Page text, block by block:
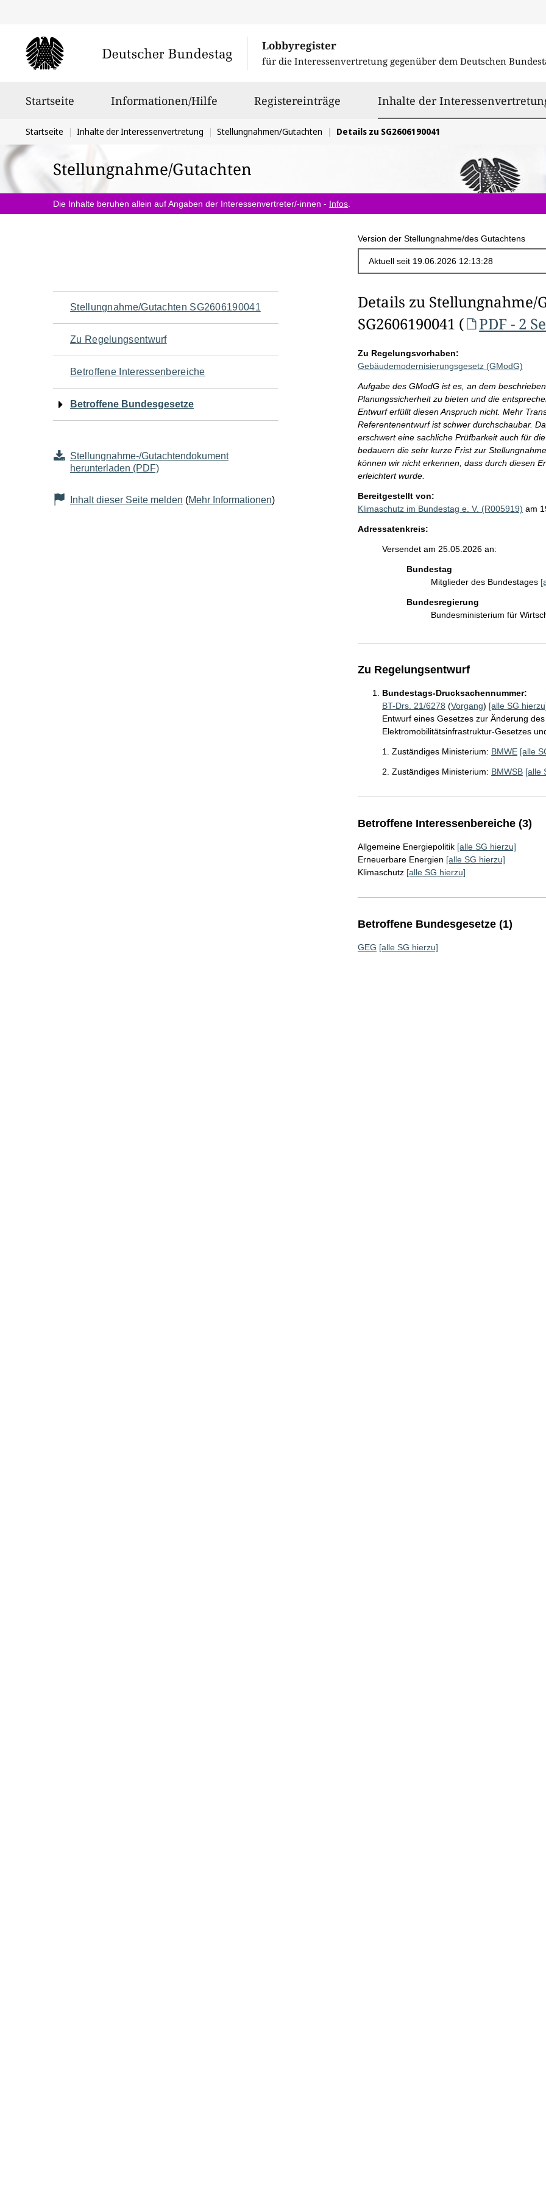
Lobbyregister
für die Interessenvertretung gegenüber dem Deutschen
Startseite Informationen/Hilfe Registereinträge Inhalte der
Sie
befinden
sich
hier:
Startseite Inhalte der Interessenvertretung Stellungnahmen/Gutachten Details zu SG2606190041
Stellungnahme/Gutachten
Die Inhalte beruhen allein auf Angaben der Interessenvertreter/-innen - Infos
Version der Stellungnahme/des Gutachtens
Navigation
für
den
Seiteninhalt
Stellungnahme/Gutachten SG2606190041
Zu Regelungsentwurf
Betroffene Interessenbereiche
Betroffene Bundesgesetze
Stellungnahme-/Gutachtendokument
herunterladen (PDF)
Inhalt dieser Seite melden (Mehr Informationen)
Details zu Stellungnahme/
SG2606190041 (
PDF - 2
Zu Regelungsvorhaben:
Gebäudemodernisierungsgesetz (GModG)
Aufgabe des GModG ist es, an dem
Planungssicherheit zu bieten und die
Entwurf erfüllt diesen Anspruch nicht. Mehr
Referentenentwurf ist schwer durchschaubar.
erschwert eine sachliche Prüfbarkeit auch für
bedauern die sehr kurze Frist zur
können wir nicht erkennen, dass durch diesen
erleichtert wurde.
Bereitgestellt von:
Klimaschutz im Bundestag e. V. (R005919) am
Adressatenkreis:
Versendet am 25.05.2026 an:
Bundestag
Mitglieder des Bundestages
Bundesregierung
Bundesministerium für
Zu Regelungsentwurf
Bundestags-Drucksachennummer:
BT-Drs. 21/6278 (Vorgang) [alle SG
Entwurf eines Gesetzes zur Änderung
Elektromobilitätsinfrastruktur-Gesetzes
1. Zuständiges Ministerium: BMWE [alle
2. Zuständiges Ministerium: BMWSB [alle
Betroffene Interessenbereiche (3)
Allgemeine Energiepolitik [alle SG hierzu]
Erneuerbare Energien [alle SG hierzu]
Klimaschutz [alle SG hierzu]
Betroffene Bundesgesetze (1)
GEG [alle SG hierzu]